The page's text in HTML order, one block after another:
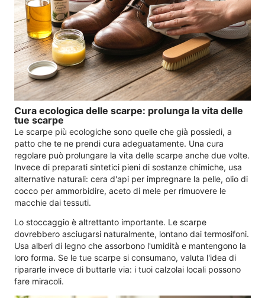
Cura ecologica delle scarpe: prolunga la vita delle
tue scarpe
Le scarpe più ecologiche sono quelle che già possiedi, a
patto che te ne prendi cura adeguatamente. Una cura
regolare può prolungare la vita delle scarpe anche due volte.
Invece di preparati sintetici pieni di sostanze chimiche, usa
alternative naturali: cera d'api per impregnare la pelle, olio di
cocco per ammorbidire, aceto di mele per rimuovere le
macchie dai tessuti.
Lo stoccaggio è altrettanto importante. Le scarpe
dovrebbero asciugarsi naturalmente, lontano dai termosifoni.
Usa alberi di legno che assorbono l'umidità e mantengono la
loro forma. Se le tue scarpe si consumano, valuta l'idea di
ripararle invece di buttarle via: i tuoi calzolai locali possono
fare miracoli.